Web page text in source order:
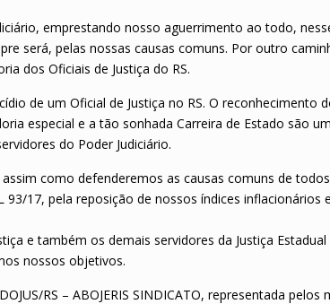
emprestando nosso aguerrimento ao todo,
será, pelas nossas causas comuns. Por outro
dos Oficiais de Justiça do RS.
de um Oficial de Justiça no RS. O reconhecimento
especial e a tão sonhada Carreira de Estado são
do Poder Judiciário.
como defenderemos as causas comuns de
17, pela reposição de nossos índices inflacionários
e também os demais servidores da Justiça
nossos objetivos.
RS – ABOJERIS SINDICATO, representada pelos